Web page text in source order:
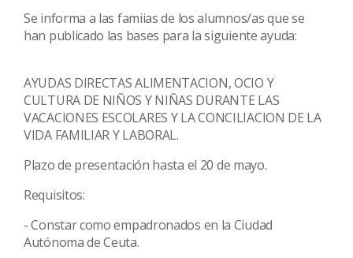
Se informa a las famiias de los alumnos/as que se
han publicado las bases para la siguiente ayuda:
AYUDAS DIRECTAS ALIMENTACION, OCIO Y
CULTURA DE NIÑOS Y NIÑAS DURANTE LAS
VACACIONES ESCOLARES Y LA CONCILIACION DE LA
VIDA FAMILIAR Y LABORAL.
Plazo de presentación hasta el 20 de mayo.
Requisitos:
- Constar como empadronados en la Ciudad
Autónoma de Ceuta.